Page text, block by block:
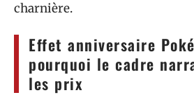
charnière.
Effet anniversaire
pourquoi le cadre
les prix